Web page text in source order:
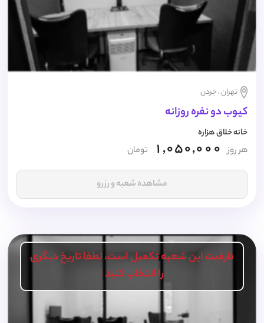
تهران ، جردن
کیوب دو نفره روزانه
خانه خلاق هزاره
هر روز 1,050,000 تومان
مشاهده شعبه و رزرو
ظرفیت این شعبه تکمیل است، لطفا تاریخ دیگری
را انتخاب کنید !